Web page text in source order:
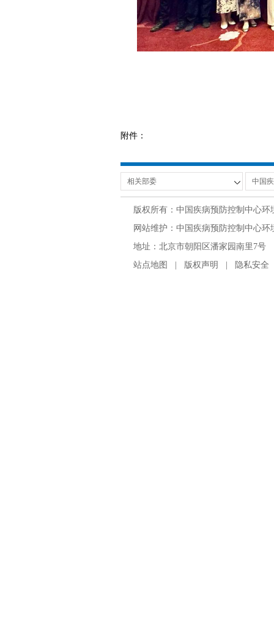
附件：
版权所有：中国疾病预防控制中心
网站维护：中国疾病预防控制中心
地址：北京市朝阳区潘家园南里7号
站点地图 | 版权声明 | 隐私安全